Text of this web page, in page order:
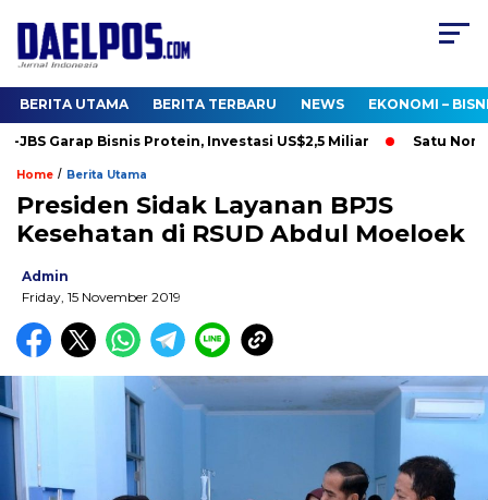
BERITA UTAMA BERITA TERBARU NEWS EKONOMI –
Garap Bisnis Protein, Investasi US$2,5 Miliar Satu Nomor,
Home / Berita Utama
Presiden Sidak Layanan BPJS
Kesehatan di RSUD Abdul Moeloek
Admin
Friday, 15 November 2019